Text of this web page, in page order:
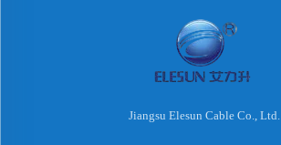
Jiangsu Elesun Cable Co., Ltd.